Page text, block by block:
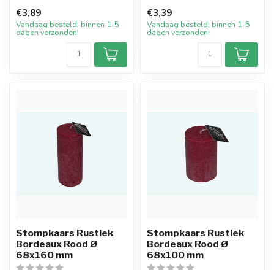
€3,89
Vandaag besteld, binnen 1-5
dagen verzonden!
De...
€3,39
Vandaag besteld, binnen 1-5
dagen verzonden!
Stompkaars Rustiek
Bordeaux Rood Ø
68x160 mm
Stompkaars Rustiek
Bordeaux Rood Ø
68x100 mm